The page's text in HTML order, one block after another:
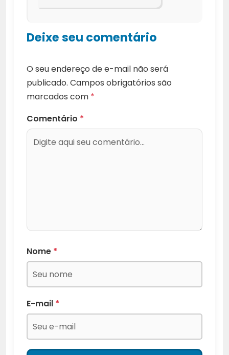
Deixe seu comentário
O seu endereço de e-mail não será
publicado. Campos obrigatórios são
marcados com *
Comentário *
Nome *
E-mail *